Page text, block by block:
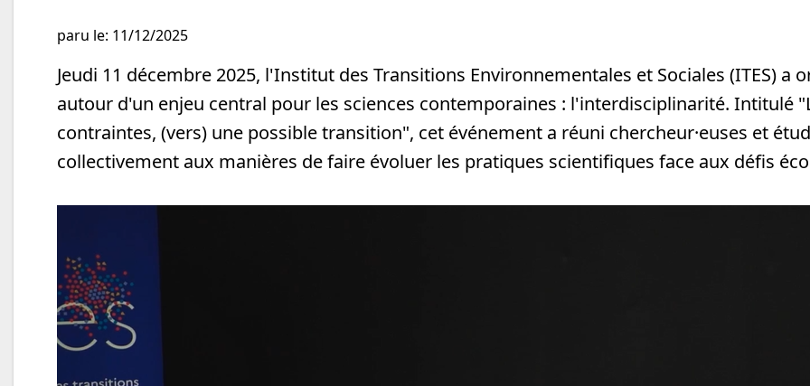
paru le: 11/12/2025
Jeudi 11 décembre 2025, l'Institut des Transitions Environnementales et Sociales (ITES) a
autour d'un enjeu central pour les sciences contemporaines : l'interdisciplinarité. Intitulé
contraintes, (vers) une possible transition", cet événement a réuni chercheur·euses et
collectivement aux manières de faire évoluer les pratiques scientifiques face aux défis